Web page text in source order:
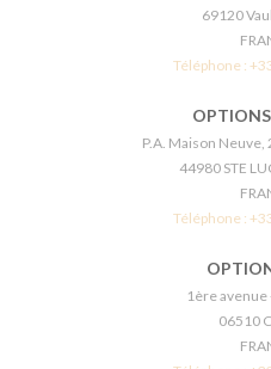
69120
Téléphone :
P.A. Maison
44980 STE
Téléphone :
1ère
06510